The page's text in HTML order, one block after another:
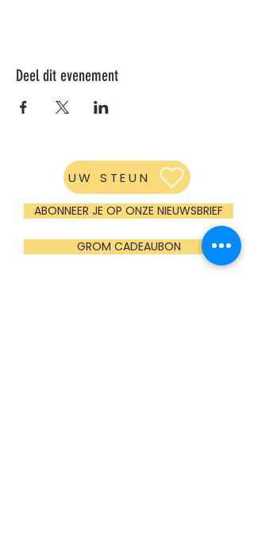
Deel dit evenement
UW STEUN
ABONNEER JE OP ONZE NIEUWSBRIEF
GROM CADEAUBON